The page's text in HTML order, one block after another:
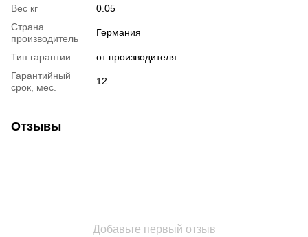
Вес кг
0.05
Страна
производитель
Германия
Тип гарантии
от производителя
Гарантийный
срок, мес.
12
Отзывы
Добавьте первый отзыв